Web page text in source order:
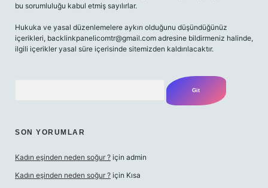
bu sorumluluğu kabul etmiş sayılırlar.
Hukuka ve yasal düzenlemelere aykırı olduğunu düşündüğünüz
içerikleri, backlinkpanelicomtr@gmail.com adresine bildirmeniz halinde,
ilgili içerikler yasal süre içerisinde sitemizden kaldırılacaktır.
SON YORUMLAR
Kadın eşinden neden soğur ? için admin
Kadın eşinden neden soğur ? için Kısa